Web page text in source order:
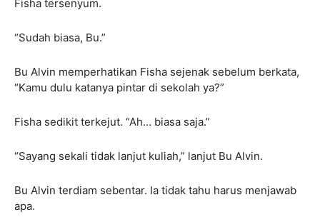
Fisha tersenyum.
“Sudah biasa, Bu.”
Bu Alvin memperhatikan Fisha sejenak sebelum berkata,
“Kamu dulu katanya pintar di sekolah ya?”
Fisha sedikit terkejut. “Ah… biasa saja.”
“Sayang sekali tidak lanjut kuliah,” lanjut Bu Alvin.
Bu Alvin terdiam sebentar. Ia tidak tahu harus menjawab
apa.